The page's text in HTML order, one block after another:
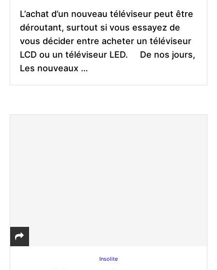
L’achat d’un nouveau téléviseur peut être
déroutant, surtout si vous essayez de
vous décider entre acheter un téléviseur
LCD ou un téléviseur LED. De nos jours,
Les nouveaux …
Insolite